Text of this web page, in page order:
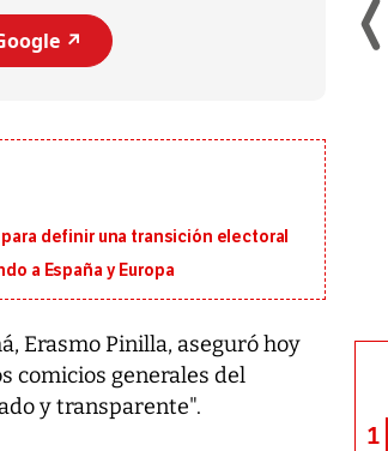
↗️
definir una transición electoral
a España y Europa
Erasmo Pinilla, aseguró hoy
comicios generales del
y transparente".
Entre recuerdos y escuetas
candidatura...
1